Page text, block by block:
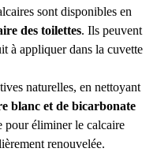
sont disponibles en
des toilettes. Ils peuvent
à appliquer dans la cuvette
naturelles, en nettoyant
blanc et de bicarbonate
pour éliminer le calcaire
renouvelée.